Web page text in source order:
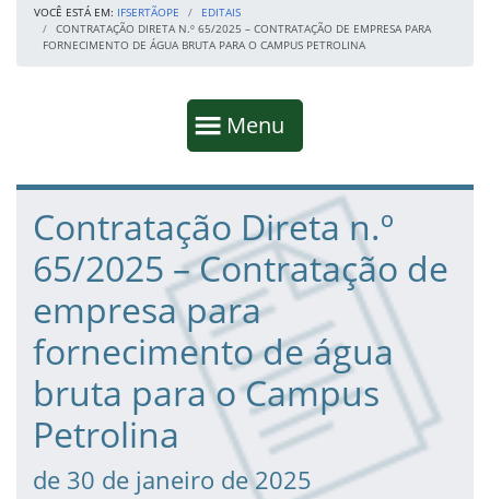
VOCÊ ESTÁ EM: IFSERTÃOPE
EDITAIS
CONTRATAÇÃO DIRETA N.º 65/2025 – CONTRATAÇÃO DE EMPRESA PARA
FORNECIMENTO DE ÁGUA BRUTA PARA O CAMPUS PETROLINA
Mostrar
Menu
Fim da navegação
Início do conteúdo
Contratação Direta n.º
65/2025 – Contratação de
empresa para
fornecimento de água
bruta para o Campus
Petrolina
de 30 de janeiro de 2025